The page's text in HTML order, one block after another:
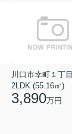
川口市幸町１丁目
2LDK (55.16㎡)
3,890万円